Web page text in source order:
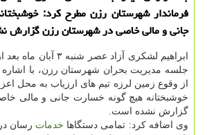
فرماندار شهرستان رزن مطرح كرد:
جانی و مالی خاصی در شهرستان رزن گزارش
ابراهیم لشکری آزاد عصر
جلسه مدیریت بحران شهرستان رزن، با اشاره
از وقوع زمین لرزه تیم های ارزیاب به محل
خوشبختانه هیچ گونه خسارت جانی و مالی
گزارش نشده است.
وی اضافه کرد: تمامی دستگاها خدمات رسان